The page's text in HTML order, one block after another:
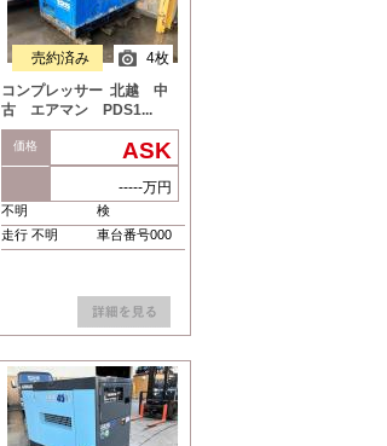
4枚
売約済み
コンプレッサー 北越 中
古 エアマン PDS1...
価格 ASK
-----万円
不明
検
走行 不明
車台番号000